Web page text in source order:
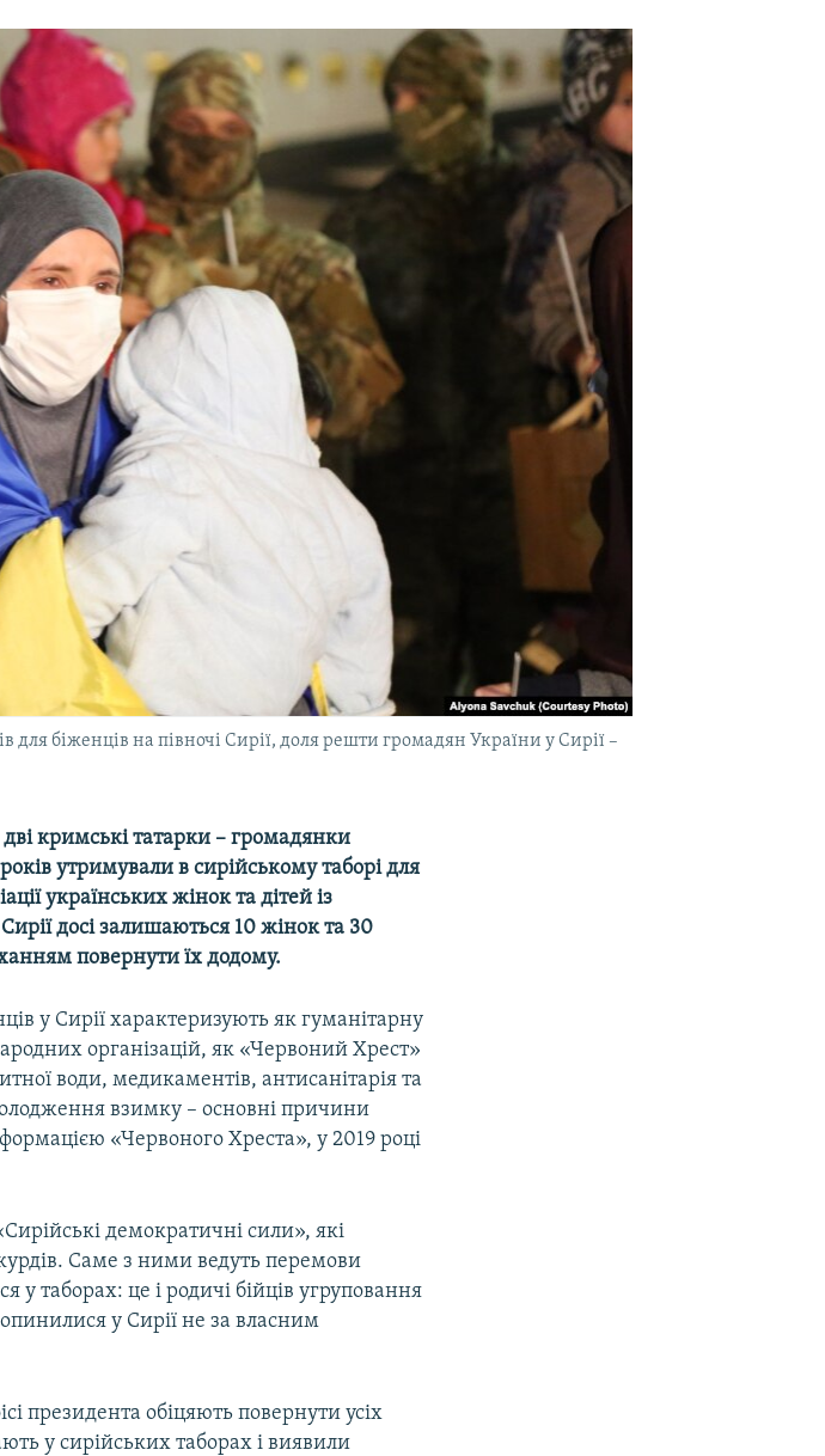
для біженців на півночі Сирії, доля решти громадян України у Сирії –
кримські татарки – громадянки
утримували в сирійському таборі для
українських жінок та дітей із
досі залишаються 10 жінок та 30
повернути їх додому.
у Сирії характеризують як гуманітарну
організацій, як «Червоний Хрест»
води, медикаментів, антисанітарія та
взимку – основні причини
«Червоного Хреста», у 2019 році
демократичні сили», які
Саме з ними ведуть перемови
таборах: це і родичі бійців угруповання
у Сирії не за власним
президента обіцяють повернути усіх
у сирійських таборах і виявили